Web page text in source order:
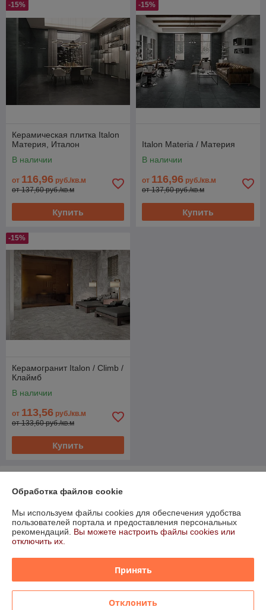
-15%
Керамическая плитка Italon
Материя, Италон
В наличии
от 116,96 руб./кв.м
от 137,60 руб./кв.м
Купить
-15%
Italon Materia / Материя
В наличии
от 116,96 руб./кв.м
от 137,60 руб./кв.м
Купить
-15%
Керамогранит Italon / Climb /
Клаймб
В наличии
от 113,56 руб./кв.м
от 133,60 руб./кв.м
Купить
Менее 5 отзывов за последний год
Работает с 03.04.2014
пом.101, Минск 220040 , Минск, Беларусь
Обработка файлов cookie
Мы используем файлы cookies для обеспечения удобства
пользователей портала и предоставления персональных
рекомендаций. Вы можете настроить файлы cookies или
отключить их.
Принять
Отклонить